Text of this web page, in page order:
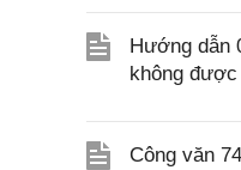
Hướng dẫn
không được
Công văn